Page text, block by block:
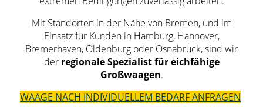
Mit Standorten in der Nähe von Bremen, und im
Einsatz für Kunden in Hamburg, Hannover,
Bremerhaven, Oldenburg oder Osnabrück, sind wir
der regionale Spezialist für eichfähige
Großwaagen.
WAAGE NACH INDIVIDUELLEM BEDARF ANFRAGEN